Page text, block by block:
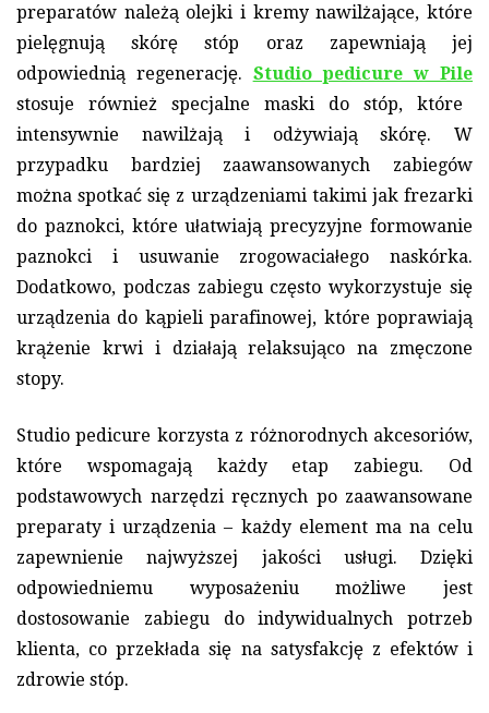
preparatów należą olejki i kremy nawilżające, które
pielęgnują skórę stóp oraz zapewniają jej
odpowiednią regenerację. Studio pedicure w Pile
stosuje również specjalne maski do stóp, które
intensywnie nawilżają i odżywiają skórę. W
przypadku bardziej zaawansowanych zabiegów
można spotkać się z urządzeniami takimi jak frezarki
do paznokci, które ułatwiają precyzyjne formowanie
paznokci i usuwanie zrogowaciałego naskórka.
Dodatkowo, podczas zabiegu często wykorzystuje się
urządzenia do kąpieli parafinowej, które poprawiają
krążenie krwi i działają relaksująco na zmęczone
stopy.
Studio pedicure korzysta z różnorodnych akcesoriów,
które wspomagają każdy etap zabiegu. Od
podstawowych narzędzi ręcznych po zaawansowane
preparaty i urządzenia – każdy element ma na celu
zapewnienie najwyższej jakości usługi. Dzięki
odpowiedniemu wyposażeniu możliwe jest
dostosowanie zabiegu do indywidualnych potrzeb
klienta, co przekłada się na satysfakcję z efektów i
zdrowie stóp.